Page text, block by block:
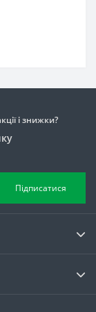
і знижки?
Підписатися